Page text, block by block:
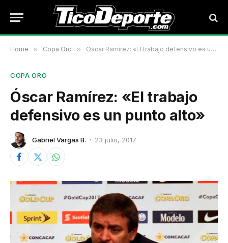
Home » Copa Oro » Óscar Ramírez: «El trabajo defensivo es un punto alto»
COPA ORO
Óscar Ramírez: «El trabajo
defensivo es un punto alto»
Gabriel Vargas B. 23 julio, 2017